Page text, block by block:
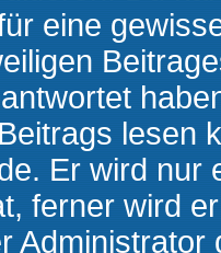
eine
lesen
Er wird nur
ferner wird